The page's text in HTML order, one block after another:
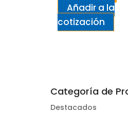
Añadir a la
cotización
Categoría de
Destacados